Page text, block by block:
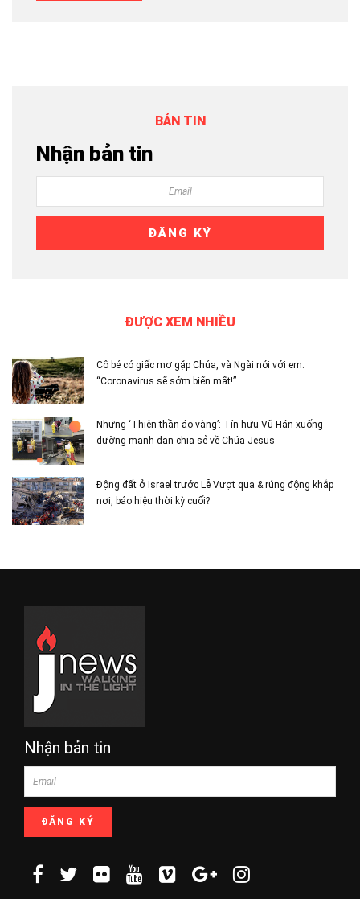
BẢN TIN
Nhận bản tin
ĐƯỢC XEM NHIỀU
Cô bé có giấc mơ gặp Chúa, và Ngài nói với em:
“Coronavirus sẽ sớm biến mất!”
Những ‘Thiên thần áo vàng’: Tín hữu Vũ Hán xuống
đường mạnh dạn chia sẻ về Chúa Jesus
Động đất ở Israel trước Lễ Vượt qua & rúng động khắp
nơi, báo hiệu thời kỳ cuối?
Nhận bản tin